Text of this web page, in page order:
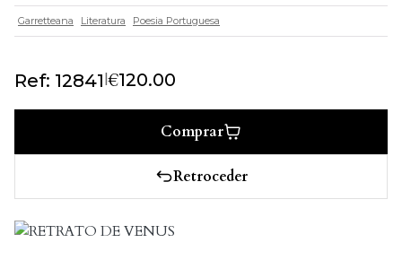
Garretteana Literatura Poesia Portuguesa
Ref: 12841|€120.00
Comprar
Retroceder